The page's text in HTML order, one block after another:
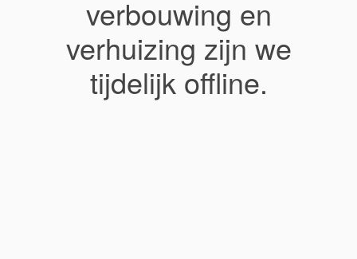
verbouwing en
verhuizing zijn we
tijdelijk offline.